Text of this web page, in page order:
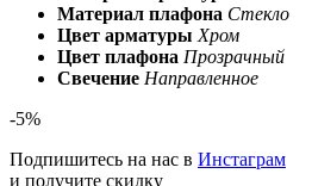
Материал плафона Стекло
Цвет арматуры Хром
Цвет плафона Прозрачный
Свечение Направленное
-5%
Подпишитесь на нас в Инстаграм
и получите скидку